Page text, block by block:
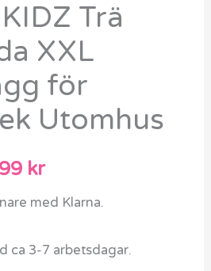
Trä
XXL
för
Utomhus
kr.
kr
nuvarande
priset
är:
14299 kr.
med Klarna.
ca 3-7 arbetsdagar.